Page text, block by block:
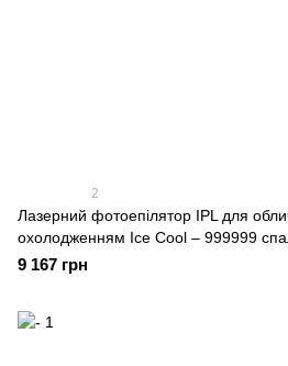
2
Лазерний фотоепілятор IPL для
охолодженням Ice Cool – 999999
9 167 грн